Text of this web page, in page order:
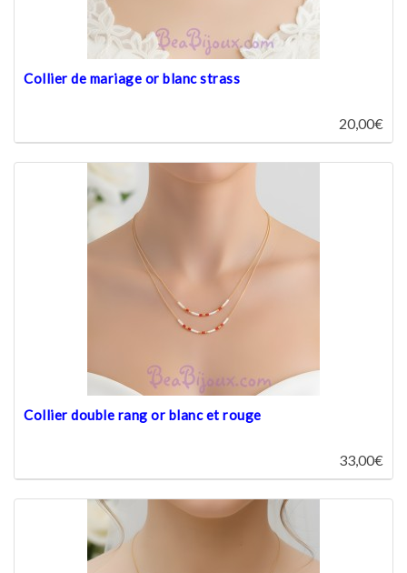
Collier de mariage or blanc strass
20,00€
Collier double rang or blanc et rouge
33,00€